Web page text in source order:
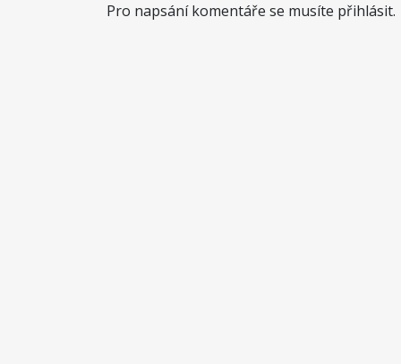
Pro napsání komentáře se musíte přihlásit.